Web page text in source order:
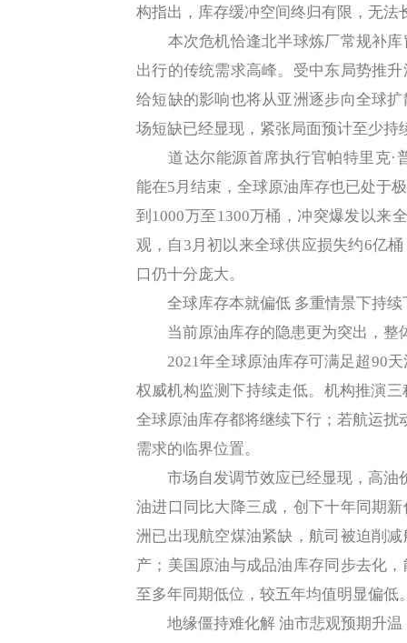
构指出，库存缓冲空间终归有限，无法
本次危机恰逢北半球炼厂常规补库
出行的传统需求高峰。受中东局势推
给短缺的影响也将从亚洲逐步向全球
场短缺已经显现，紧张局面预计至少持
道达尔能源首席执行官帕特里克·普
能在5月结束，全球原油库存也已处于
到1000万至1300万桶，冲突爆发以来
观，自3月初以来全球供应损失约6亿
口仍十分庞大。
全球库存本就偏低 多重情景下持续
当前原油库存的隐患更为突出，整
2021年全球原油库存可满足超90天
权威机构监测下持续走低。机构推演
全球原油库存都将继续下行；若航运
需求的临界位置。
市场自发调节效应已经显现，高油
油进口同比大降三成，创下十年同期
洲已出现航空煤油紧缺，航司被迫削
产；美国原油与成品油库存同步去化
至多年同期低位，较五年均值明显偏低
地缘僵持难化解 油市悲观预期升温